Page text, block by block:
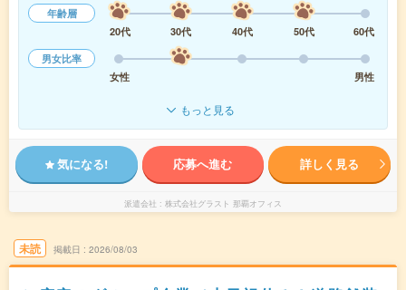
年齢層
20代
30代 40代 50代
60代
男女比率
女性
男性
もっと見る
気になる! 応募へ進む 詳しく見る
派遣会社 株式会社グラスト 那覇オフィス
未読 掲載日 2026/08/03